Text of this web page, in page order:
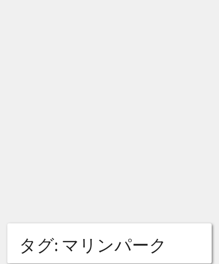
タグ: マリンパーク